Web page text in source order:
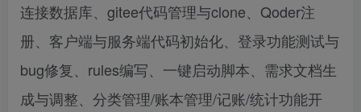
连接数据库、gitee代码管理与clone、Qoder注
册、客户端与服务端代码初始化、登录功能测试与
bug修复、rules编写、一键启动脚本、需求文档生
成与调整、分类管理/账本管理/记账/统计功能开